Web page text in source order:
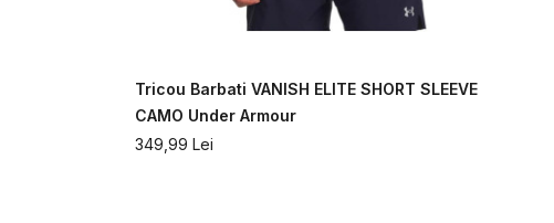
Tricou Barbati VANISH ELITE SHORT SLEEVE
CAMO Under Armour
349,99 Lei